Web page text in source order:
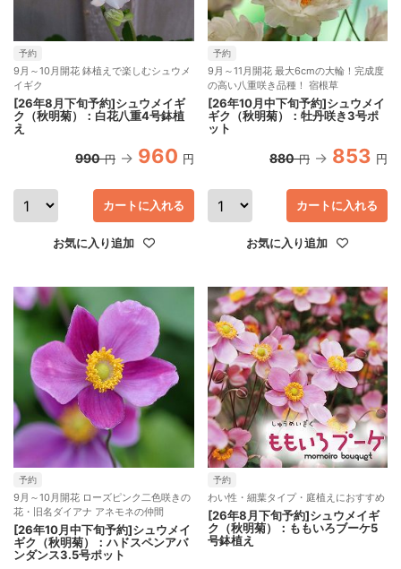
予約
9月～10月開花 鉢植えで楽しむシュウメ
イギク
[26年8月下旬予約]シュウメイギ
ク（秋明菊）：白花八重4号鉢植
え
990 円 960 円
お気に入り追加
カートに入れる
予約
9月～11月開花 最大6cmの大輪！完成度
の高い八重咲き品種！ 宿根草
[26年10月中下旬予約]シュウメイ
ギク（秋明菊）：牡丹咲き3号ポ
ット
880 円 853 円
お気に入り追加
カートに入れる
予約
9月～10月開花 ローズピンク二色咲きの
花・旧名ダイアナ アネモネの仲間
[26年10月中下旬予約]シュウメイ
ギク（秋明菊）：ハドスペンアバ
ンダンス3.5号ポット
予約
わい性・細葉タイプ・庭植えにおすすめ
[26年8月下旬予約]シュウメイギ
ク（秋明菊）：ももいろブーケ5
号鉢植え